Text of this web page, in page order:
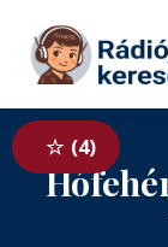
Tovább a
4